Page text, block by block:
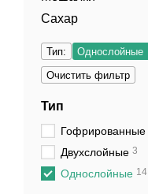
Сахар
Тип:
Однослойные
Очистить фильтр
Тип
Гофрированные
Двухслойные 3
Однослойные 14